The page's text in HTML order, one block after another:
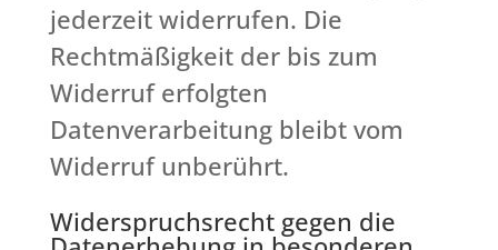
jederzeit widerrufen. Die
Rechtmäßigkeit der bis zum
Widerruf erfolgten
Datenverarbeitung bleibt vom
Widerruf unberührt.
Widerspruchsrecht gegen die